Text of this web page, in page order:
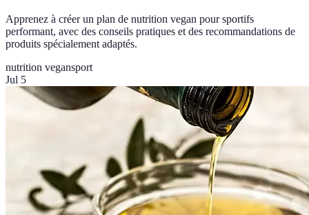
Apprenez à créer un plan de nutrition vegan pour sportifs
performant, avec des conseils pratiques et des recommandations de
produits spécialement adaptés.
nutrition vegansport
Jul 5